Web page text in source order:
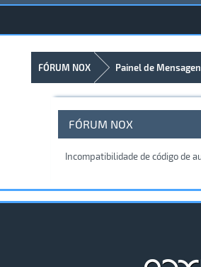
FÓRUM NOX Painel de
FÓRUM NOX
Incompatibilidade de código de